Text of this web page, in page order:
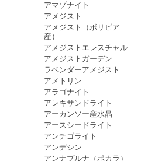
アマゾナイト
アメジスト
アメジスト（ボリビア
産）
アメジストエレスチャル
アメジストガーデン
ラベンダーアメジスト
アメトリン
アラゴナイト
アレキサンドライト
アーカンソー産水晶
アースシードライト
アンチゴライト
アンデシン
アンナプルナ（ポカラ）